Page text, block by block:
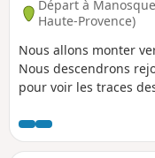
Départ à
Haute-Provence)
Nous allons monter
Nous descendrons
pour voir les traces